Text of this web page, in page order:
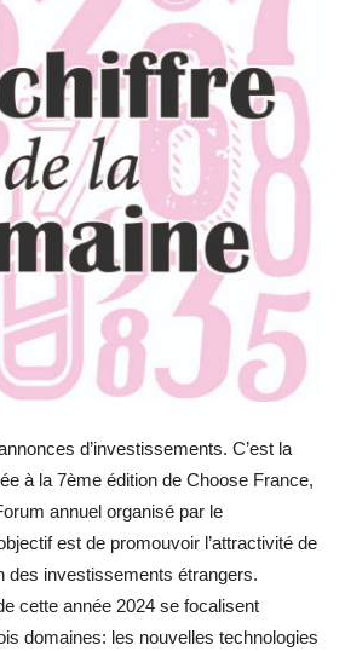
d’investissements. C’est la
à la 7ème édition de Choose France,
annuel organisé par le
est de promouvoir l’attractivité de
des investissements étrangers.
cette année 2024 se focalisent
domaines: les nouvelles technologies